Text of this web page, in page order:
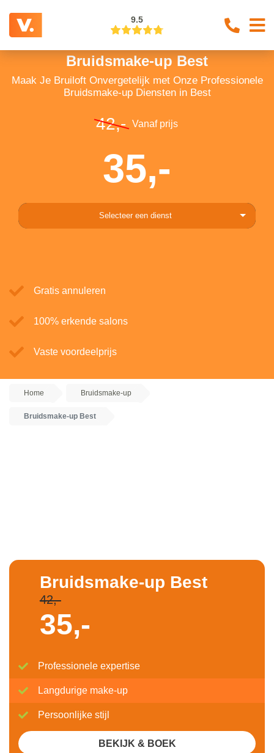
9.5
Bruidsmake-up Best
Maak Je Bruiloft Onvergetelijk met Onze Professionele
Bruidsmake-up Diensten in Best
42,- Vanaf prijs
35,-
Selecteer een dienst
Gratis annuleren
100% erkende salons
Vaste voordeelprijs
Home Bruidsmake-up
Bruidsmake-up Best
Bruidsmake-up Best
42,-
35,-
Professionele expertise
Langdurige make-up
Persoonlijke stijl
BEKIJK & BOEK